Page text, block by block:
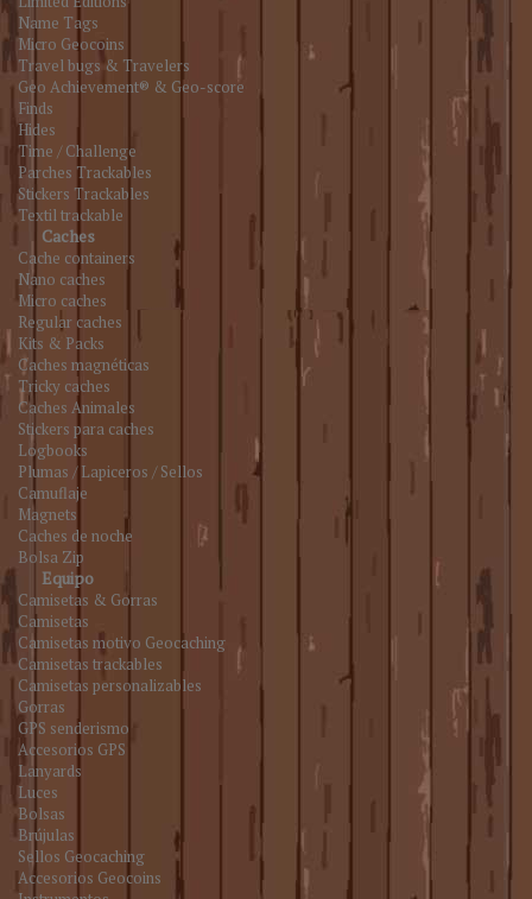
Name Tags
Micro Geocoins
Travel bugs & Travelers
Geo Achievement® & Geo-score
Finds
Hides
Time / Challenge
Parches Trackables
Stickers Trackables
Textil trackable
Caches
Cache containers
Nano caches
Micro caches
Regular caches
Kits & Packs
Caches magnéticas
Tricky caches
Caches Animales
Stickers para caches
Logbooks
Plumas / Lapiceros / Sellos
Camuflaje
Magnets
Caches de noche
Bolsa Zip
Equipo
Camisetas & Gorras
Camisetas
Camisetas motivo Geocaching
Camisetas trackables
Camisetas personalizables
Gorras
GPS senderismo
Accesorios GPS
Lanyards
Luces
Bolsas
Brújulas
Sellos Geocaching
Accesorios Geocoins